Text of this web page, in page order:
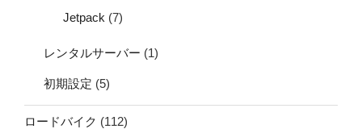
Jetpack (7)
レンタルサーバー (1)
初期設定 (5)
ロードバイク (112)